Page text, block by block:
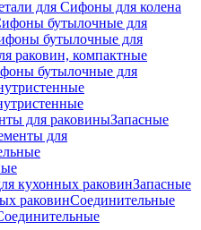
для Сифоны для колена
бутылочные для
бутылочные для
раковин, компактные
бутылочные для
для раковиныЗапасные
для
кухонных раковинЗапасные
раковинСоединительные